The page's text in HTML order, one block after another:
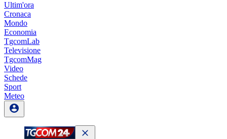
Ultim'ora
Cronaca
Mondo
Economia
TgcomLab
Televisione
TgcomMag
Video
Schede
Sport
Meteo